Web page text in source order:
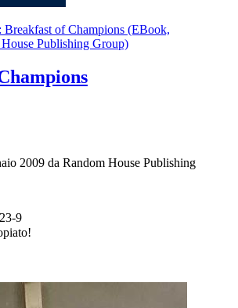
Breakfast of Champions (EBook,
Publishing Group)
2009 da Random House Publishing
9